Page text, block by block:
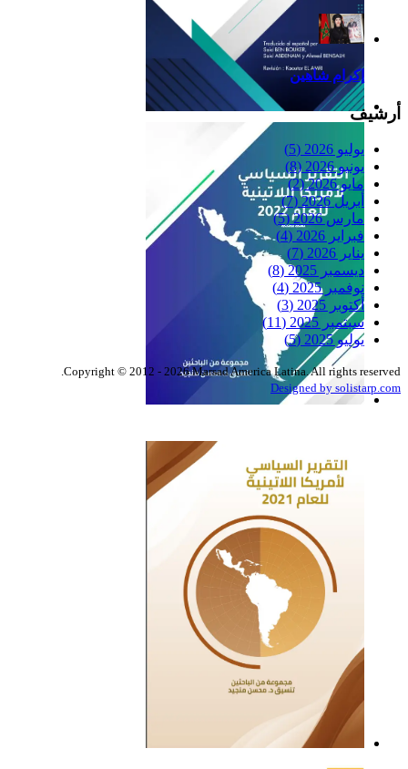
Reflexiones
التقرير السياسي لأمريكا
إكرام شاهين
أرشيف
يوليو 2026
(5)
يونيو 2026
(8)
مايو 2026
(2)
أبريل 2026
(7)
مارس 2026
(5)
فبراير 2026
(4)
يناير 2026
(7)
ديسمبر 2025
(8)
نوفمبر 2025
(4)
أكتوبر 2025
(3)
سبتمبر 2025
(11)
يوليو 2025
(5)
Copyright © 2012 - 2026 Marsad America Latina. All rights reserved.
Designed by solistarp.com